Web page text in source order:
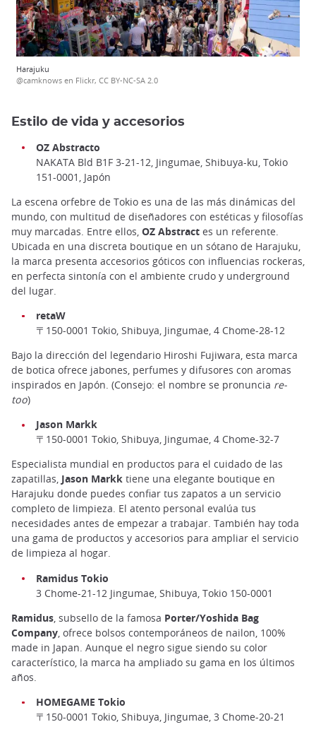
Harajuku
@camknows en Flickr, CC BY-NC-SA 2.0
Estilo de vida y accesorios
OZ Abstracto
NAKATA Bld B1F 3-21-12, Jingumae, Shibuya-ku, Tokio
151-0001, Japón
La escena orfebre de Tokio es una de las más dinámicas del
mundo, con multitud de diseñadores con estéticas y filosofías
muy marcadas. Entre ellos, OZ Abstract es un referente.
Ubicada en una discreta boutique en un sótano de Harajuku,
la marca presenta accesorios góticos con influencias rockeras,
en perfecta sintonía con el ambiente crudo y underground
del lugar.
retaW
〒150-0001 Tokio, Shibuya, Jingumae, 4 Chome-28-12
Bajo la dirección del legendario Hiroshi Fujiwara, esta marca
de botica ofrece jabones, perfumes y difusores con aromas
inspirados en Japón. (Consejo: el nombre se pronuncia re-
too)
Jason Markk
〒150-0001 Tokio, Shibuya, Jingumae, 4 Chome-32-7
Especialista mundial en productos para el cuidado de las
zapatillas, Jason Markk tiene una elegante boutique en
Harajuku donde puedes confiar tus zapatos a un servicio
completo de limpieza. El atento personal evalúa tus
necesidades antes de empezar a trabajar. También hay toda
una gama de productos y accesorios para ampliar el servicio
de limpieza al hogar.
Ramidus Tokio
3 Chome-21-12 Jingumae, Shibuya, Tokio 150-0001
Ramidus , subsello de la famosa Porter/Yoshida Bag
Company , ofrece bolsos contemporáneos de nailon, 100%
made in Japan. Aunque el negro sigue siendo su color
característico, la marca ha ampliado su gama en los últimos
años.
HOMEGAME Tokio
〒150-0001 Tokio, Shibuya, Jingumae, 3 Chome-20-21